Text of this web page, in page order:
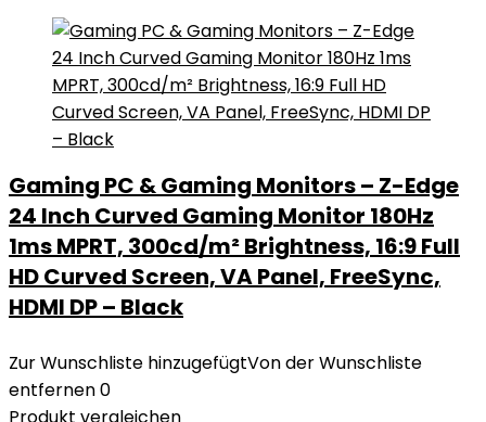
Gaming PC & Gaming Monitors – Z-Edge
24 Inch Curved Gaming Monitor 180Hz
1ms MPRT, 300cd/m² Brightness, 16:9 Full
HD Curved Screen, VA Panel, FreeSync,
HDMI DP – Black
Zur Wunschliste hinzugefügtVon der Wunschliste
entfernen0